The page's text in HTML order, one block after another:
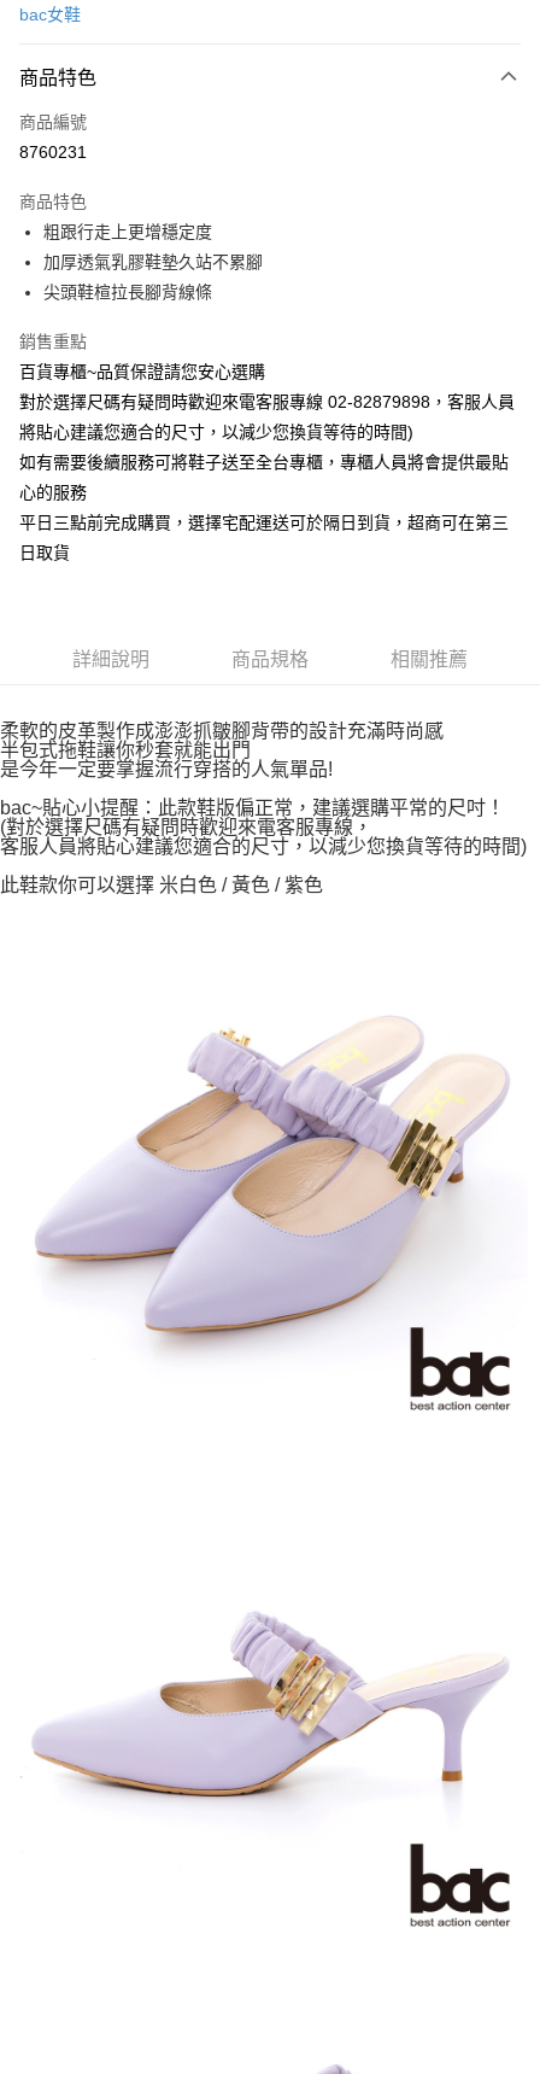
Apple Pay
街口支付
宅配
每筆NT$90，滿NT$1,000(含以上)免運費
bac女鞋
商品特色
商品編號
8760231
商品特色
粗跟行走上更增穩定度
加厚透氣乳膠鞋墊久站不累腳
尖頭鞋楦拉長腳背線條
銷售重點
百貨專櫃~品質保證請您安心選購
對於選擇尺碼有疑問時歡迎來電客服專線 02-82879898，客服人員
將貼心建議您適合的尺寸，以減少您換貨等待的時間)
如有需要後續服務可將鞋子送至全台專櫃，專櫃人員將會提供最貼
心的服務
平日三點前完成購買，選擇宅配運送可於隔日到貨，超商可在第三
日取貨
詳細說明 商品規格 相關推薦
柔軟的皮革製作成澎澎抓皺腳背帶的設計充滿時尚感
半包式拖鞋讓你秒套就能出門
是今年一定要掌握流行穿搭的人氣單品!
bac~貼心小提醒：此款鞋版偏正常，建議選購平常的尺吋！
(對於選擇尺碼有疑問時歡迎來電客服專線，
客服人員將貼心建議您適合的尺寸，以減少您換貨等待的時間)
此鞋款你可以選擇 米白色 / 黃色 / 紫色